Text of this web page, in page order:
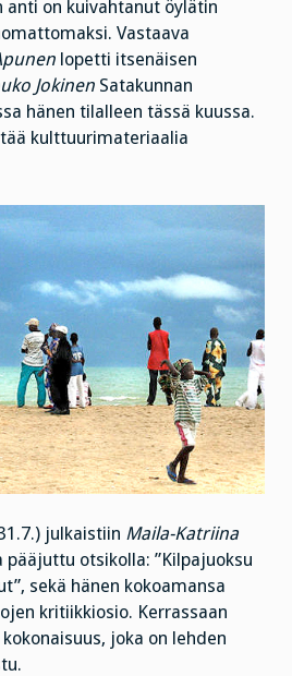
on kuivahtanut öylätin
Vastaava
lopetti itsenäisen
Jokinen Satakunnan
hänen tilalleen tässä kuussa.
kulttuurimateriaalia
julkaistiin Maila-Katriina
otsikolla: ”Kilpajuoksu
sekä hänen kokoamansa
kritiikkiosio. Kerrassaan
joka on lehden